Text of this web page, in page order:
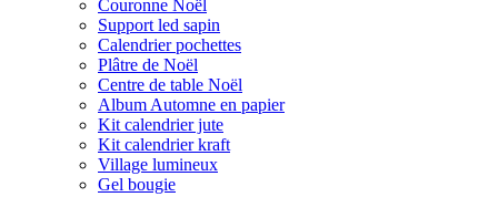
Couronne Noël
Support led sapin
Calendrier pochettes
Plâtre de Noël
Centre de table Noël
Album Automne en papier
Kit calendrier jute
Kit calendrier kraft
Village lumineux
Gel bougie